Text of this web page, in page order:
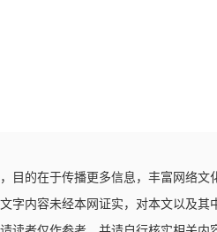
目的在于传播更多信息，丰富网络
字内容未经本网证实，对本文以及